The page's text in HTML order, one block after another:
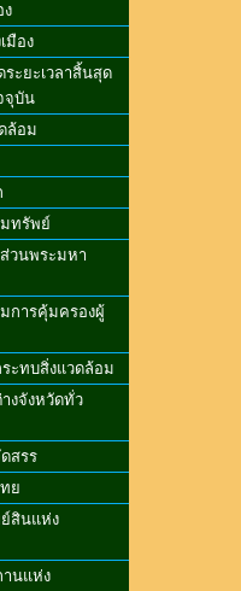
ง
มือง
ะยะเวลาสิ้นสุด
จุบัน
ล้อม
ทรัพย์
วนพระมหา
การคุ้มครองผู้
ะทบสิ่งแวดล้อม
งจังหวัดทั่ว
สรร
ย
สินแห่ง
านแห่ง